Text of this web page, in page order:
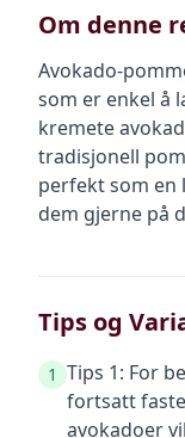
Om denne
Avokado-
som er enkel å
kremete
tradisjonell
perfekt som
dem gjerne på
Tips og
1 Tips 1: For
fortsatt
avokadoer